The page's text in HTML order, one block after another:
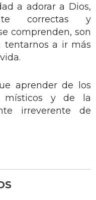
a adorar a Dios,
correctas y
comprenden, son
tentarnos a ir más
aprender de los
místicos y de la
irreverente de